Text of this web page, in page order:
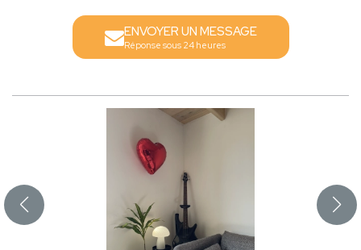
ENVOYER UN MESSAGE
Réponse sous 24 heures